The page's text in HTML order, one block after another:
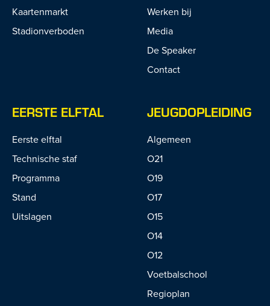
Kaartenmarkt
Stadionverboden
Werken bij
Media
De Speaker
Contact
EERSTE ELFTAL
Eerste elftal
Technische staf
Programma
Stand
Uitslagen
JEUGDOPLEIDING
Algemeen
O21
O19
O17
O15
O14
O12
Voetbalschool
Regioplan